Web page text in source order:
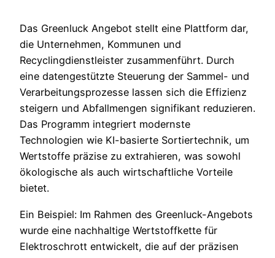
Das Greenluck Angebot stellt eine Plattform dar,
die Unternehmen, Kommunen und
Recyclingdienstleister zusammenführt. Durch
eine datengestützte Steuerung der Sammel- und
Verarbeitungsprozesse lassen sich die Effizienz
steigern und Abfallmengen signifikant reduzieren.
Das Programm integriert modernste
Technologien wie KI-basierte Sortiertechnik, um
Wertstoffe präzise zu extrahieren, was sowohl
ökologische als auch wirtschaftliche Vorteile
bietet.
Ein Beispiel: Im Rahmen des Greenluck-Angebots
wurde eine nachhaltige Wertstoffkette für
Elektroschrott entwickelt, die auf der präzisen